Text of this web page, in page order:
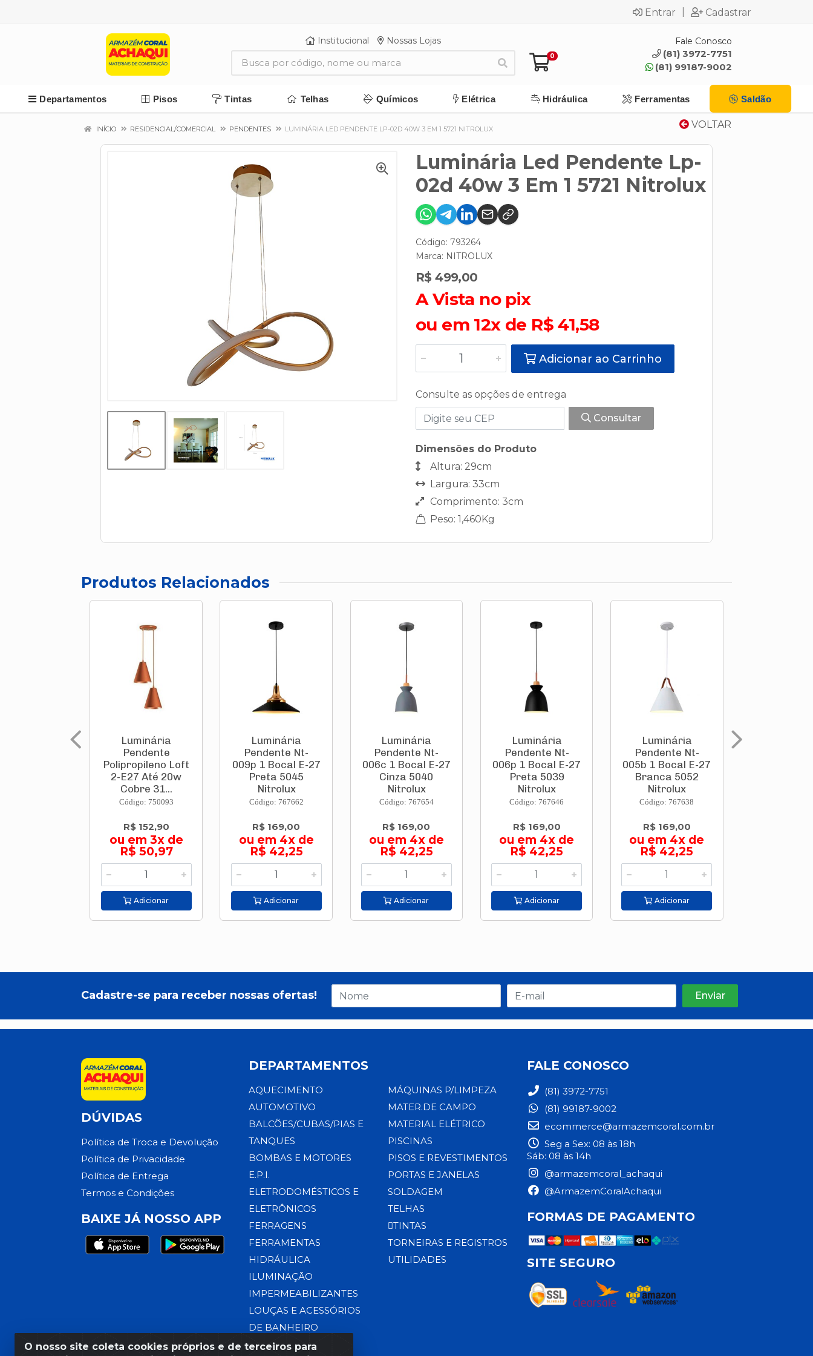
Entrar Cadastrar
Institucional Nossas Lojas
0
Fale Conosco
(81) 3972-7751
(81) 99187-9002
Departamentos Pisos Tintas Telhas Químicos Elétrica Hidráulica Ferramentas Saldão
VOLTAR
INÍCIO RESIDENCIAL/COMERCIAL PENDENTES LUMINÁRIA LED PENDENTE LP-02D 40W 3 EM 1 5721 NITROLUX
Luminária Led Pendente Lp-
02d 40w 3 Em 1 5721 Nitrolux
Código: 793264
Marca: NITROLUX
R$ 499,00
A Vista no pix
ou em 12x de R$ 41,58
Adicionar ao Carrinho
Consulte as opções de entrega
Consultar
Dimensões do Produto
Altura: 29cm
Largura: 33cm
Comprimento: 3cm
Peso: 1,460Kg
Produtos Relacionados
Luminária
Pendente
Polipropileno Loft
2-E27 Até 20w
Cobre 31...
Código: 750093
R$ 152,90
ou em 3x de
R$ 50,97
Adicionar
Luminária
Pendente Nt-
009p 1 Bocal E-27
Preta 5045
Nitrolux
Código: 767662
R$ 169,00
ou em 4x de
R$ 42,25
Adicionar
Luminária
Pendente Nt-
006c 1 Bocal E-27
Cinza 5040
Nitrolux
Código: 767654
R$ 169,00
ou em 4x de
R$ 42,25
Adicionar
Luminária
Pendente Nt-
006p 1 Bocal E-27
Preta 5039
Nitrolux
Código: 767646
R$ 169,00
ou em 4x de
R$ 42,25
Adicionar
Luminária
Pendente Nt-
005b 1 Bocal E-27
Branca 5052
Nitrolux
Código: 767638
R$ 169,00
ou em 4x de
R$ 42,25
Adicionar
O nosso site coleta cookies próprios e de terceiros para
Cadastre-se para receber nossas ofertas!
DÚVIDAS
Política de Troca e Devolução
Política de Privacidade
Política de Entrega
Termos e Condições
BAIXE JÁ NOSSO APP
DEPARTAMENTOS
AQUECIMENTO
AUTOMOTIVO
BALCÕES/CUBAS/PIAS E
TANQUES
BOMBAS E MOTORES
E.P.I.
ELETRODOMÉSTICOS E
ELETRÔNICOS
FERRAGENS
FERRAMENTAS
HIDRÁULICA
ILUMINAÇÃO
IMPERMEABILIZANTES
LOUÇAS E ACESSÓRIOS
DE BANHEIRO
MÁQUINAS P/LIMPEZA
MATER.DE CAMPO
MATERIAL ELÉTRICO
PISCINAS
PISOS E REVESTIMENTOS
PORTAS E JANELAS
SOLDAGEM
TELHAS
TINTAS
TORNEIRAS E REGISTROS
UTILIDADES
FALE CONOSCO
(81) 3972-7751
(81) 99187-9002
ecommerce@armazemcoral.com.br
Seg a Sex: 08 às 18h
Sáb: 08 às 14h
@armazemcoral_achaqui
@ArmazemCoralAchaqui
FORMAS DE PAGAMENTO
SITE SEGURO